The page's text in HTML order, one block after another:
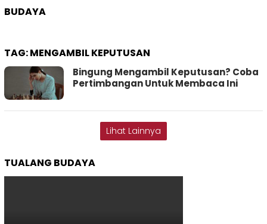
BUDAYA
TAG:MENGAMBIL KEPUTUSAN
Bingung Mengambil Keputusan? Coba
Pertimbangan Untuk Membaca Ini
Lihat Lainnya
TUALANG BUDAYA